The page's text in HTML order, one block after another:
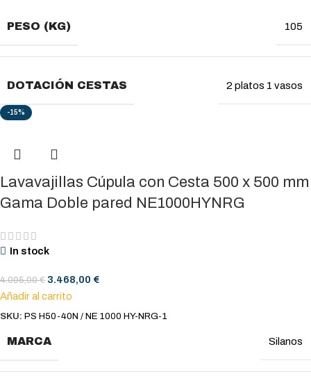
PESO (KG) 105
DOTACIÓN CESTAS 2 platos 1 vasos
-15%
Lavavajillas Cúpula con Cesta 500 x 500 mm
Gama Doble pared NE1000HYNRG
In stock
4.095,00€ 3.468,00 €
Añadir al carrito
SKU: PS H50-40N / NE 1000 HY-NRG-1
MARCA Silanos